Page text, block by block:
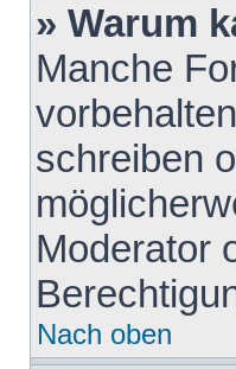
» Warum
Manche
schreiben
Moderator
Nach oben